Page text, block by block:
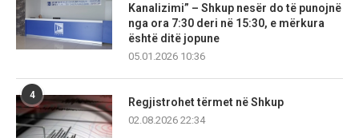
Kanalizimi” – Shkup nesër do të punojnë
nga ora 7:30 deri në 15:30, e mërkura
është ditë jopune
05.01.2026 10:36
4
Regjistrohet tërmet në Shkup
02.08.2026 22:34